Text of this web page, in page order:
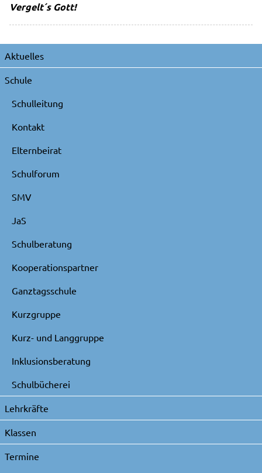
Vergelt´s Gott!
Navigation
überspringen
Aktuelles
Schule
Schulleitung
Kontakt
Elternbeirat
Schulforum
SMV
JaS
Schulberatung
Kooperationspartner
Ganztagsschule
Kurzgruppe
Kurz- und Langgruppe
Inklusionsberatung
Schulbücherei
Lehrkräfte
Klassen
Termine